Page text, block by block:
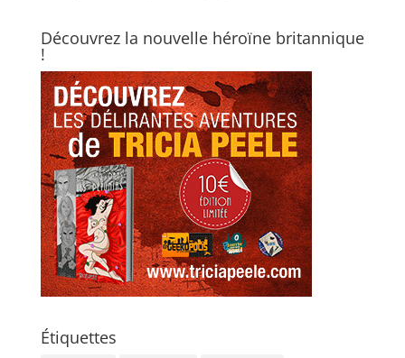
Découvrez la nouvelle héroïne britannique
!
Étiquettes